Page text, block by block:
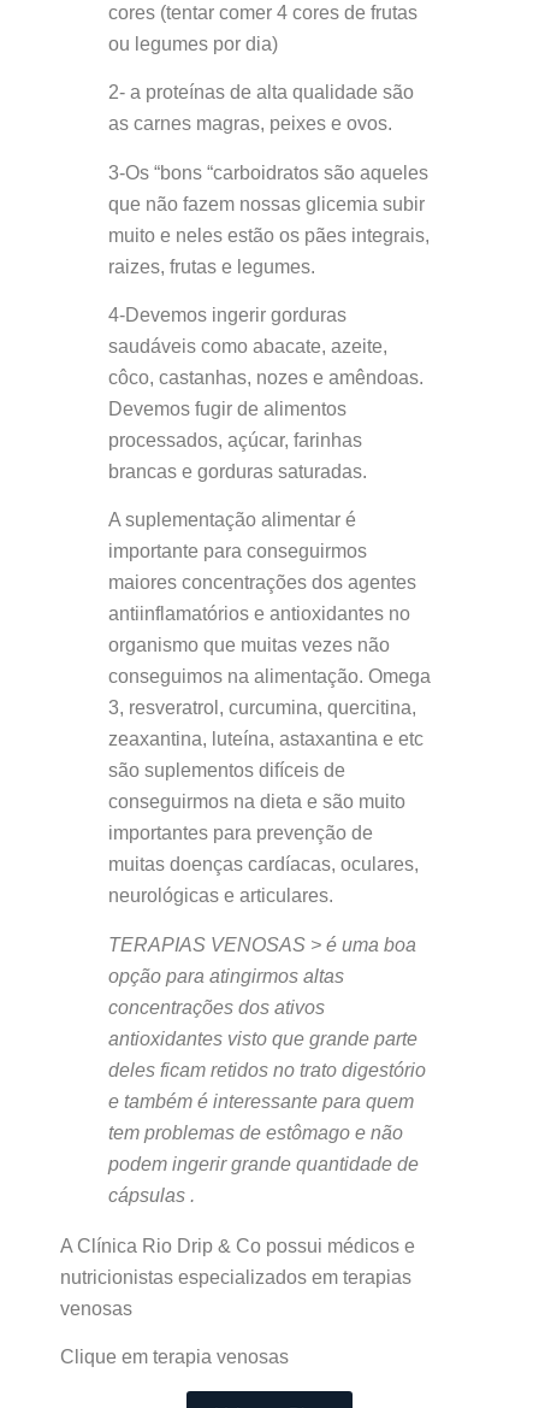
cores (tentar comer 4 cores de frutas
ou legumes por dia)
2- a proteínas de alta qualidade são
as carnes magras, peixes e ovos.
3-Os “bons “carboidratos são aqueles
que não fazem nossas glicemia subir
muito e neles estão os pães integrais,
raizes, frutas e legumes.
4-Devemos ingerir gorduras
saudáveis como abacate, azeite,
côco, castanhas, nozes e amêndoas.
Devemos fugir de alimentos
processados, açúcar, farinhas
brancas e gorduras saturadas.
A suplementação alimentar é
importante para conseguirmos
maiores concentrações dos agentes
antiinflamatórios e antioxidantes no
organismo que muitas vezes não
conseguimos na alimentação. Omega
3, resveratrol, curcumina, quercitina,
zeaxantina, luteína, astaxantina e etc
são suplementos difíceis de
conseguirmos na dieta e são muito
importantes para prevenção de
muitas doenças cardíacas, oculares,
neurológicas e articulares.
TERAPIAS VENOSAS > é uma boa
opção para atingirmos altas
concentrações dos ativos
antioxidantes visto que grande parte
deles ficam retidos no trato digestório
e também é interessante para quem
tem problemas de estômago e não
podem ingerir grande quantidade de
cápsulas .
A Clínica Rio Drip & Co possui médicos e
nutricionistas especializados em terapias
venosas
Clique em terapia venosas